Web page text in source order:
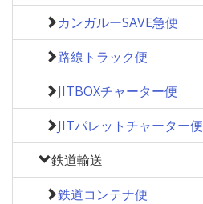
カンガルーSAVE急便
路線トラック便
JITBOXチャーター便
JITパレットチャーター便
鉄道輸送
鉄道コンテナ便